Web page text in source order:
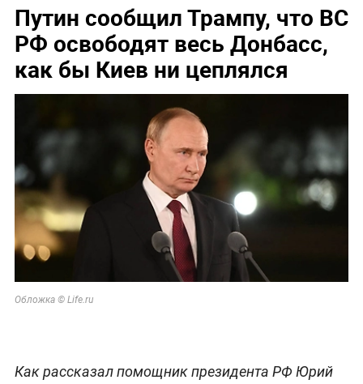
Путин сообщил Трампу, что ВС
РФ освободят весь Донбасс,
как бы Киев ни цеплялся
Обложка © Life.ru
Как рассказал помощник президента РФ Юрий